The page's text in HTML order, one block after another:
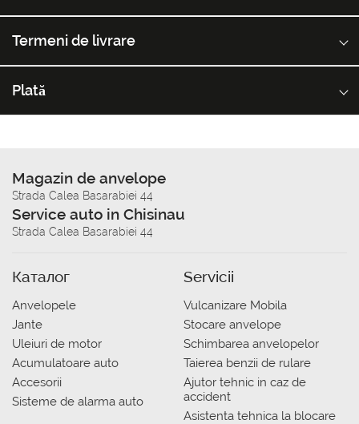
Termeni de livrare
Plată
Magazin de anvelope
Strada Calea Basarabiei 44
Service auto in Chisinau
Strada Calea Basarabiei 44
Каталог
Anvelopele
Jante
Uleiuri de motor
Acumulatoare auto
Accesorii
Sisteme de alarma auto
Servicii
Vulcanizare Mobila
Stocare anvelope
Schimbarea anvelopelor
Taierea benzii de rulare
Ajutor tehnic in caz de
accident
Asistenta tehnica la blocare